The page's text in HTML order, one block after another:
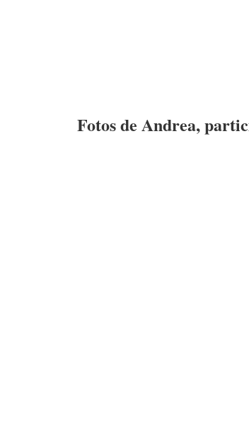
Fotos de Andrea,